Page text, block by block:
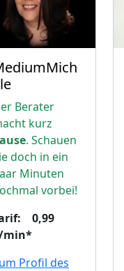
Berater
kurz
. Schauen
doch in ein
Minuten
vorbei!
0,99
min*
Profil des